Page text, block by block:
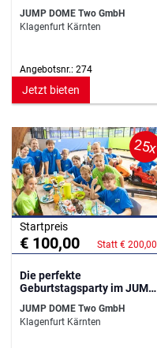
JUMP DOME Two GmbH
Klagenfurt Kärnten
Angebotsnr.: 274
Jetzt bieten
25x
Startpreis
€ 100,00 Statt € 200,00
Die perfekte
Geburtstagsparty im JUMP
JUMP DOME Two GmbH
Klagenfurt Kärnten